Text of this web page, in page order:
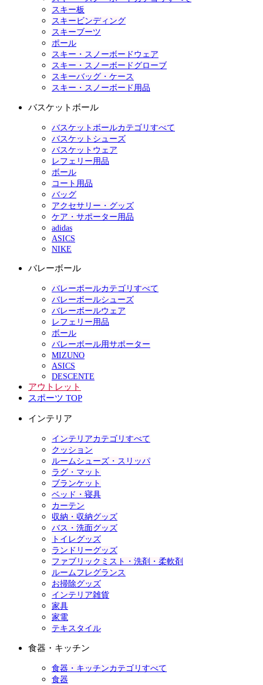
スキー板
スキービンディング
スキーブーツ
ポール
スキー・スノーボードウェア
スキー・スノーボードグローブ
スキーバッグ・ケース
スキー・スノーボード用品
バスケットボール
バスケットボールカテゴリすべて
バスケットシューズ
バスケットウェア
レフェリー用品
ボール
コート用品
バッグ
アクセサリー・グッズ
ケア・サポーター用品
adidas
ASICS
NIKE
バレーボール
バレーボールカテゴリすべて
バレーボールシューズ
バレーボールウェア
レフェリー用品
ボール
バレーボール用サポーター
MIZUNO
ASICS
DESCENTE
アウトレット
スポーツ TOP
インテリア
インテリアカテゴリすべて
クッション
ルームシューズ・スリッパ
ラグ・マット
ブランケット
ベッド・寝具
カーテン
収納・収納グッズ
バス・洗面グッズ
トイレグッズ
ランドリーグッズ
ファブリックミスト・洗剤・柔軟剤
ルームフレグランス
お掃除グッズ
インテリア雑貨
家具
家電
テキスタイル
食器・キッチン
食器・キッチンカテゴリすべて
食器